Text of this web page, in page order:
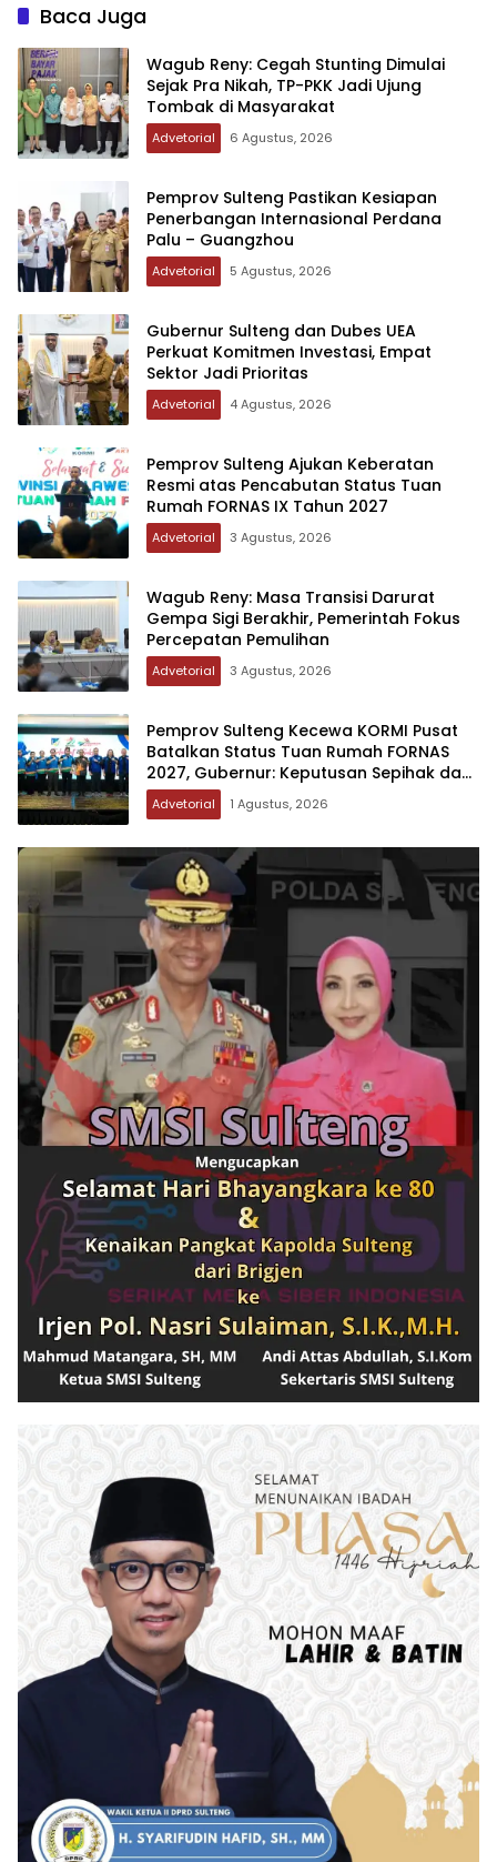
Baca Juga
Wagub Reny: Cegah Stunting Dimulai
Sejak Pra Nikah, TP-PKK Jadi Ujung
Tombak di Masyarakat
Advetorial 6 Agustus, 2026
Pemprov Sulteng Pastikan Kesiapan
Penerbangan Internasional Perdana
Palu – Guangzhou
Advetorial 5 Agustus, 2026
Gubernur Sulteng dan Dubes UEA
Perkuat Komitmen Investasi, Empat
Sektor Jadi Prioritas
Advetorial 4 Agustus, 2026
Pemprov Sulteng Ajukan Keberatan
Resmi atas Pencabutan Status Tuan
Rumah FORNAS IX Tahun 2027
Advetorial 3 Agustus, 2026
Wagub Reny: Masa Transisi Darurat
Gempa Sigi Berakhir, Pemerintah Fokus
Percepatan Pemulihan
Advetorial 3 Agustus, 2026
Pemprov Sulteng Kecewa KORMI Pusat
Batalkan Status Tuan Rumah FORNAS
2027, Gubernur: Keputusan Sepihak dan
Tanpa Koordinasi
Advetorial 1 Agustus, 2026